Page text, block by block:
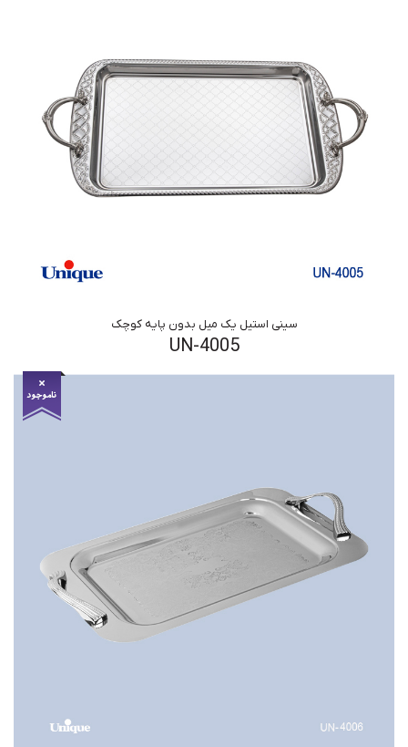
سینی استیل یک میل بدون پایه کوچک
UN-4005